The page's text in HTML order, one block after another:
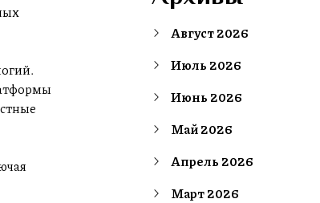
Август 2026
Июль 2026
Июнь 2026
Май 2026
Апрель 2026
Март 2026